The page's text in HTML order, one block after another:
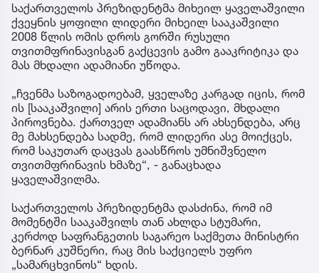
საქართველოს პრეზიდენტმა მიხეილ ყაველაშვილი
ქვეყნის ყოფილი ლიდერი მიხეილ სააკაშვილი
2008 წლის ომის დროს გორში რუსული
თვითმფრინავისგან გაქცევის გამო გააკრიტიკა და
მას მხდალი ადამიანი უწოდა.
„ჩვენმა საზოგადოებამ, ყველაზე კარგად იცის, რომ
ის [სააკაშვილი] არის ერთი საცოდავი, მხდალი
პიროვნება. ქართველ ადამიანს არ ახსენდება, არც
მე მახსენდება სადმე, რომ ლიდერი ასე მოიქცეს,
რომ საკუთარ დაცვას გაასწროს უმნიშვნელო
თვითმფრინავის ხმაზე“, - განაცხადა
ყაველაშვილმა.
საქართველოს პრეზიდენტმა დასძინა, რომ იმ
მომენტში სააკაშვილს თან ახლდა სტუმარი,
კერძოდ საფრანგეთის საგარეო საქმეთა მინისტრი
ბერნარ კუშნერი, რაც მის საქციელს უფრო
„სამარცხვინოს“ ხდის.